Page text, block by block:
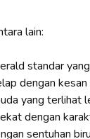
lain:
standar
dengan
yang terlihat
dengan
sentuhan